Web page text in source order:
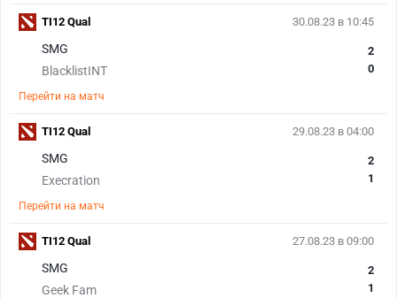
30.08.23 в 10:45
SMG
BlacklistINT
2
0
Перейти на матч
TI12 Qual
29.08.23 в 04:00
SMG
Execration
2
1
Перейти на матч
TI12 Qual
27.08.23 в 09:00
SMG
Geek Fam
2
1
TI12 Qual